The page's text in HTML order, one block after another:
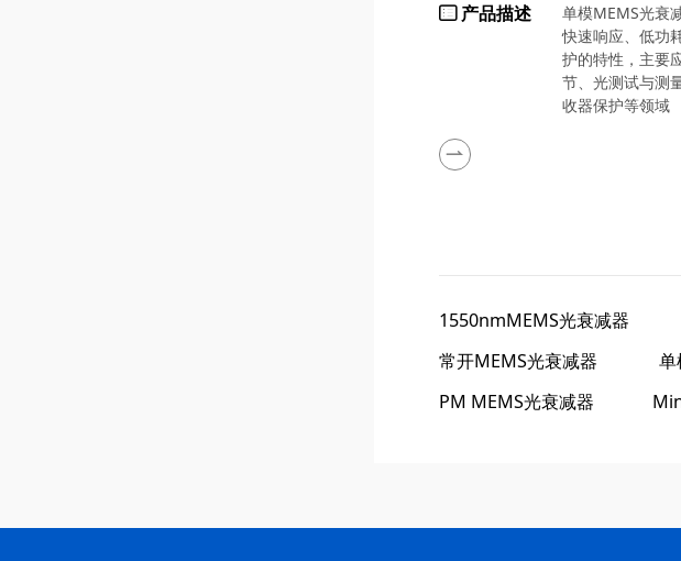
产品描述
单模MEMS光衰
快速响应、低功
护的特性，主要
节、光测试与测
收器保护等领域
1550nmMEMS光衰减器
常开MEMS光衰减器
单
PM MEMS光衰减器